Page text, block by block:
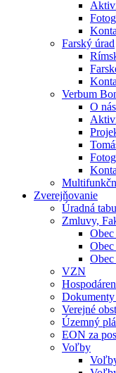
Farský úrad
Verbum
O nás
Zverejňovanie
Úradná
Zmluvy,
VZN
Dokumenty
Verejné
Územný
EON za
Voľby